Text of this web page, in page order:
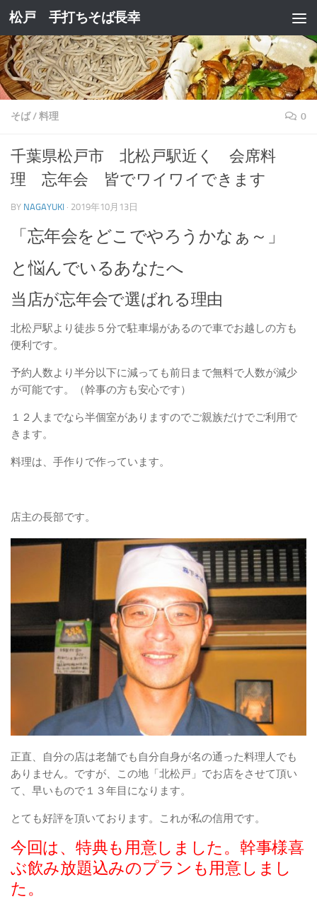
コンテンツへスキップ
松戸 手打ちそば長幸
そば/料理 0
千葉県松戸市 北松戸駅近く 会席料
理 忘年会 皆でワイワイできます
BY NAGAYUKI · 2019年10月13日
「忘年会をどこでやろうかなぁ～」
と悩んでいるあなたへ
当店が忘年会で選ばれる理由
北松戸駅より徒歩５分で駐車場があるので車でお越しの方も
便利です。
予約人数より半分以下に減っても前日まで無料で人数が減少
が可能です。（幹事の方も安心です）
１２人までなら半個室がありますのでご親族だけでご利用で
きます。
料理は、手作りで作っています。
店主の長部です。
正直、自分の店は老舗でも自分自身が名の通った料理人でも
ありません。ですが、この地「北松戸」でお店をさせて頂い
て、早いもので１３年目になります。
とても好評を頂いております。これが私の信用です。
今回は、特典も用意しました。幹事様喜
ぶ飲み放題込みのプランも用意しまし
た。